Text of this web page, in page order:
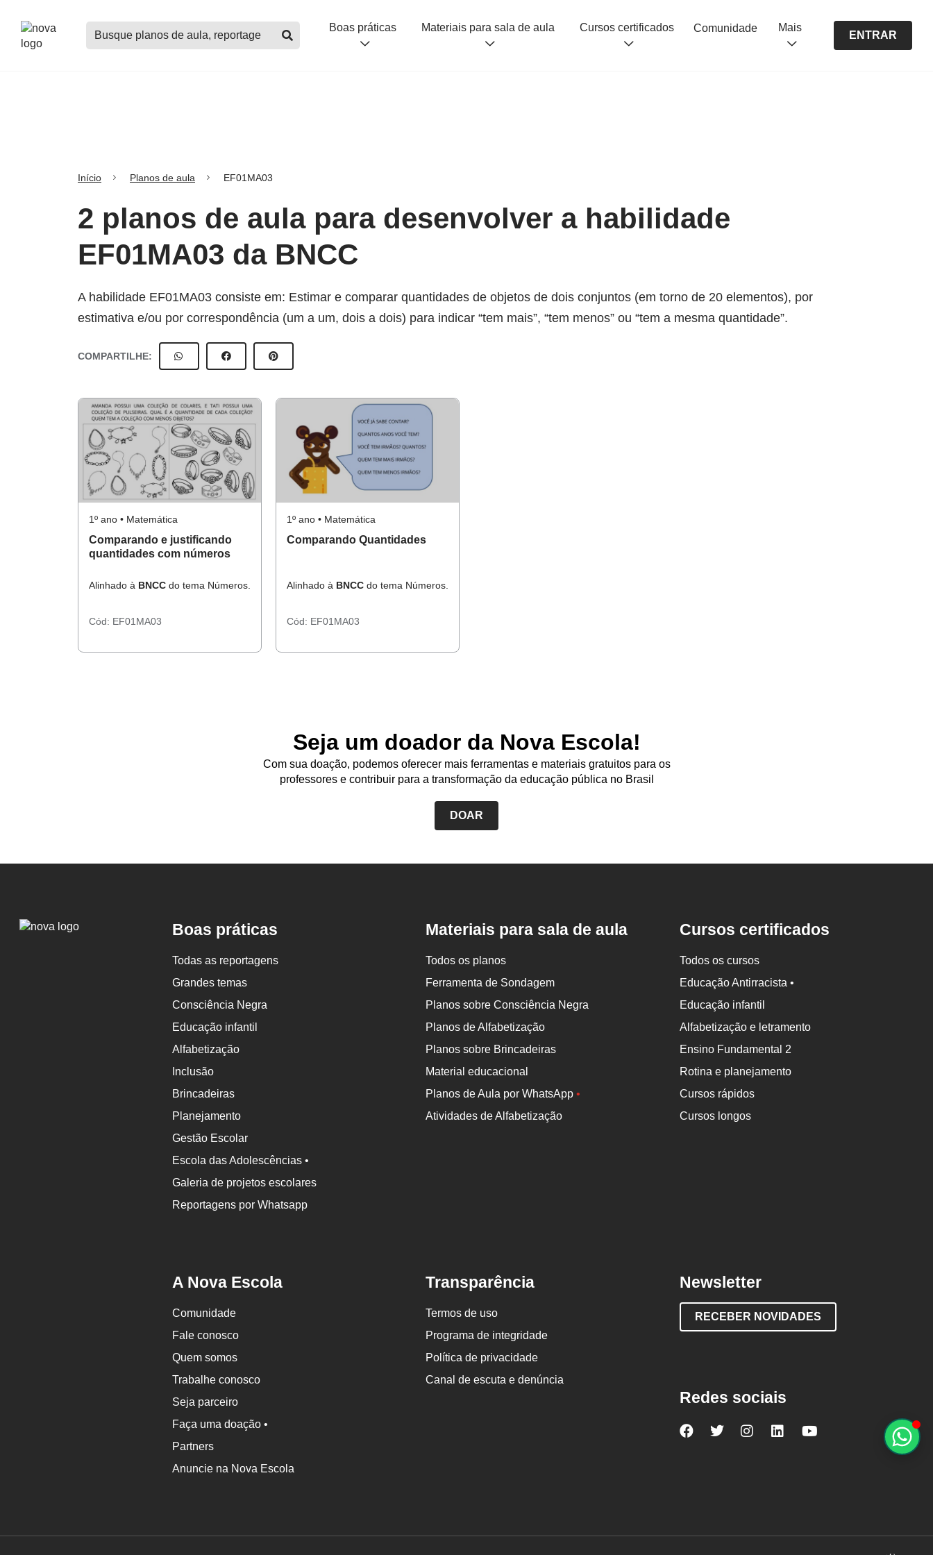
Buscar
planos
Boas práticas Materiais para sala de aula Cursos certificados Comunidade Mais
ENTRAR
Início Planos de aula EF01MA03
2 planos de aula para desenvolver a habilidade
EF01MA03 da BNCC
A habilidade EF01MA03 consiste em: Estimar e comparar quantidades de objetos de dois conjuntos (em torno de 20 elementos), por
estimativa e/ou por correspondência (um a um, dois a dois) para indicar “tem mais”, “tem menos” ou “tem a mesma quantidade”.
COMPARTILHE:
1º ano • Matemática
Comparando e justificando
quantidades com números
Alinhado à BNCC do tema Números.
Cód: EF01MA03
1º ano • Matemática
Comparando Quantidades
Alinhado à BNCC do tema Números.
Cód: EF01MA03
Seja um doador da Nova Escola!
Com sua doação, podemos oferecer mais ferramentas e materiais gratuitos para os
professores e contribuir para a transformação da educação pública no Brasil
DOAR
Logo
Boas práticas
Todas as reportagens
Grandes temas
Consciência Negra
Educação infantil
Alfabetização
Inclusão
Brincadeiras
Planejamento
Gestão Escolar
Escola das Adolescências •
Galeria de projetos escolares
Reportagens por Whatsapp
Materiais para sala de aula
Todos os planos
Ferramenta de Sondagem
Planos sobre Consciência Negra
Planos de Alfabetização
Planos sobre Brincadeiras
Material educacional
Planos de Aula por WhatsApp•
Atividades de Alfabetização
Cursos certificados
Todos os cursos
Educação Antirracista •
Educação infantil
Alfabetização e letramento
Ensino Fundamental 2
Rotina e planejamento
Cursos rápidos
Cursos longos
A Nova Escola
Comunidade
Fale conosco
Quem somos
Trabalhe conosco
Seja parceiro
Faça uma doação •
Partners
Anuncie na Nova Escola
Transparência
Termos de uso
Programa de integridade
Política de privacidade
Canal de escuta e denúncia
Newsletter
RECEBER NOVIDADES
Redes sociais
NovaNova Nova NovaNova